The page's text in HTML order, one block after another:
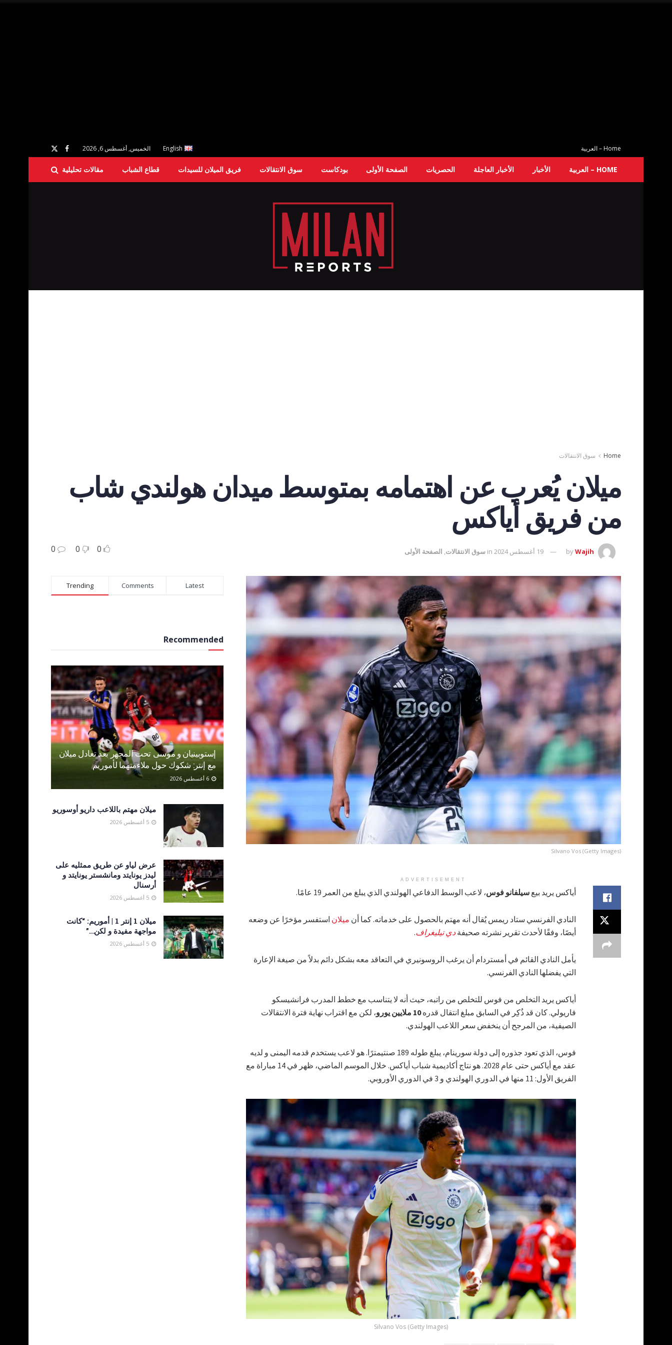
Home – العربية English الخميس, أغسطس 6, 2026
HOME – العربية الأخبار الأخبار العاجلة الحصريات الصفحة الأولى بودكاست سوق الانتقالات فريق الميلان للسيدات قطاع الشباب مقالات تحليلية
Home سوق الانتقالات
ميلان يُعرب عن اهتمامه بمتوسط ميدان هولندي شاب
من فريق أياكس
byWajih 19 أغسطس 2024 in سوق الانتقالات, الصفحة الأولى 0
0
Silvano Vos (Getty Images)
ADVERTISEMENT
أياكس يريد بيع سيلفانو فوس، لاعب الوسط الدفاعي الهولندي الذي يبلغ من العمر 19 عامًا.
النادي الفرنسي ستاد ريمس يُقال أنه مهتم بالحصول على خدماته. كما أن ميلان استفسر مؤخرًا عن وضعه
أيضََا، وفقًا لأحدث تقرير نشرته صحيفة دي تيليغراف.
يأمل النادي القائم في أمستردام أن يرغب الروسونيري في التعاقد معه بشكل دائم بدلاً من صيغة الإعارة
التي يفضلها النادي الفرنسي.
أياكس يريد التخلص من فوس للتخلص من راتبه، حيث أنه لا يتناسب مع خطط المدرب فرانشيسكو
فاريولي. كان قد ذُكِر في السابق مبلغ انتقال قدره10 ملايين يورو
، لكن مع اقتراب نهاية فترة الانتقالات
الصيفية، من المرجح أن ينخفض سعر اللاعب الهولندي.
فوس، الذي تعود جذوره إلى دولة سورينام، يبلغ طوله 189 صنتيمترًا. هو لاعب يستخدم قدمه اليمنى و لديه
عقد مع أياكس حتى عام 2028. هو نتاج أكاديمية شباب أياكس. خلال الموسم الماضي، ظهر في 14 مباراة مع
الفريق الأول: 11 منها في الدوري الهولندي و 3 في الدوري الأوروبي.
Silvano Vos (Getty Images)
Trending Comments Latest
Recommended
إستوبينيان و موسى تحت المجهر بعد تعادل ميلان
مع إنتر: شكوك حول ملاءمتهما لأموريم
ميلان مهتم باللاعب داريو أوسوريو
عرض لياو عن طريق ممثليه على
ليدز يونايتد ومانشستر يونايتد و
أرسنال
ميلان 1 إنتر 1 | أموريم: “كانت
مواجهة مفيدة و لكن…”